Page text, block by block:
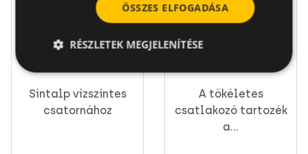
SH Vízszintes síntalp
Síntalp vízszintes
csatornához
Sarok elem 2-2 25db
A tökéletes
csatlakozó tartozék
a...
ÖSSZES ELFOGADÁSA
RÉSZLETEK MEGJELENÍTÉSE